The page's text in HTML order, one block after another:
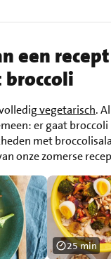
een
broccoli
vegetarisch.
er gaat broccoli
met
onze zomerse
25 min